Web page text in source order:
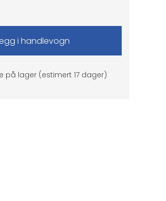
på lager (estimert 17 dager)